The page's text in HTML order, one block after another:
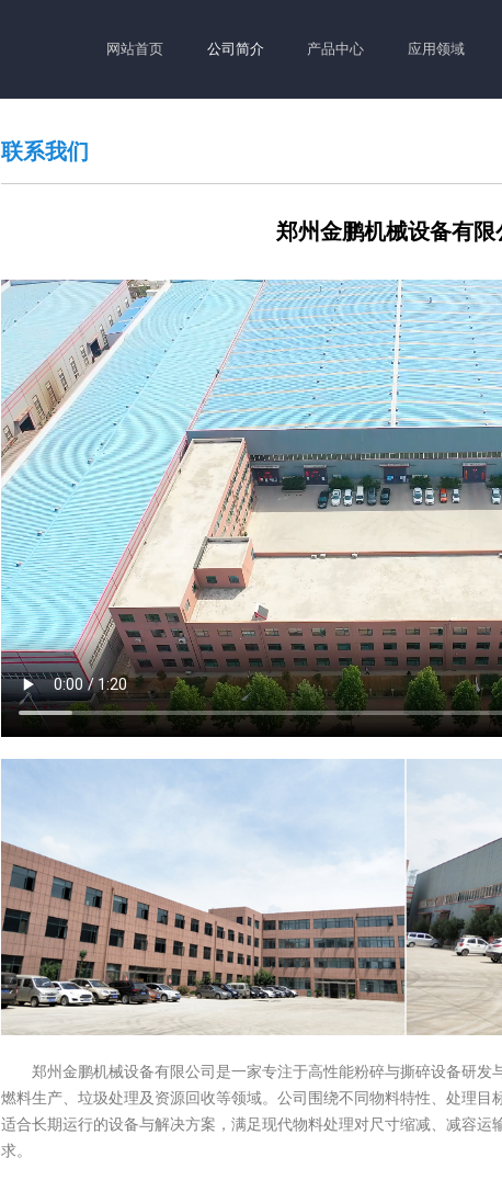
网站首页 公司简介 产品中心 应用领域
联系我们
郑州金鹏机械设备有限
郑州金鹏机械设备有限公司是一家专注于高性能粉碎与撕碎设备研发
燃料生产、垃圾处理及资源回收等领域。公司围绕不同物料特性、处理目
适合长期运行的设备与解决方案，满足现代物料处理对尺寸缩减、减容运
求。